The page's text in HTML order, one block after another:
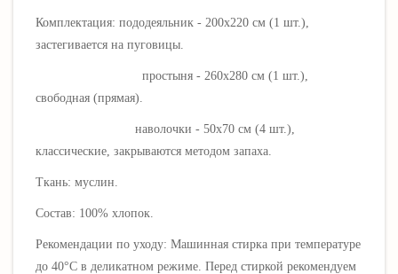
Комплектация: пододеяльник - 200х220 см (1 шт.),
застегивается на пуговицы.
простыня - 260х280 см (1 шт.),
свободная (прямая).
наволочки - 50х70 см (4 шт.),
классические, закрываются методом запаха.
Ткань: муслин.
Состав: 100% хлопок.
Рекомендации по уходу: Машинная стирка при температуре
до 40°C в деликатном режиме. Перед стиркой рекомендуем